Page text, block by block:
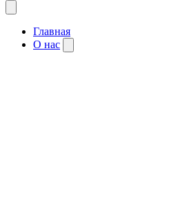
Главная
О нас